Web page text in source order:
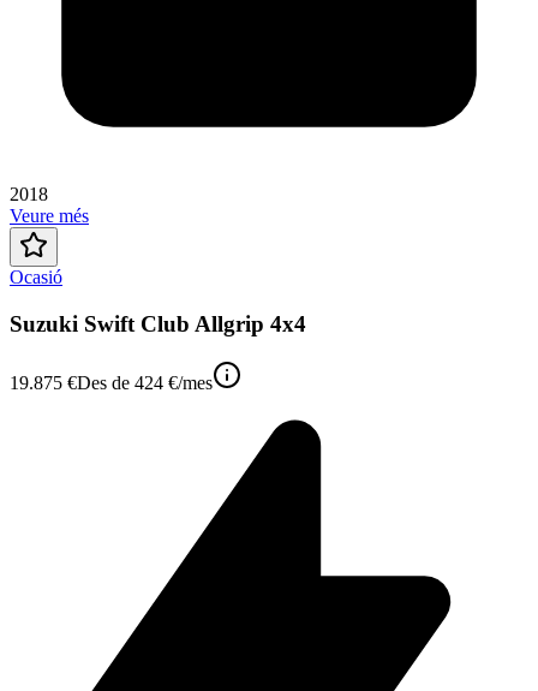
2018
Veure més
Ocasió
Suzuki Swift Club Allgrip 4x4
19.875 €Des de 424 €/mes